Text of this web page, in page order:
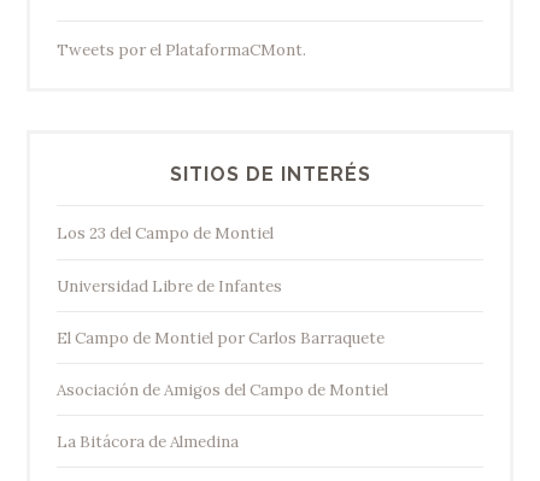
Tweets por el PlataformaCMont.
SITIOS DE INTERÉS
Los 23 del Campo de Montiel
Universidad Libre de Infantes
El Campo de Montiel por Carlos Barraquete
Asociación de Amigos del Campo de Montiel
La Bitácora de Almedina